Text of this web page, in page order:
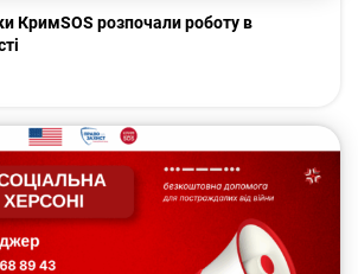
КримSOS розпочали роботу в